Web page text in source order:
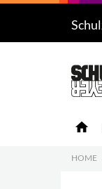
Produkte
home
HOME